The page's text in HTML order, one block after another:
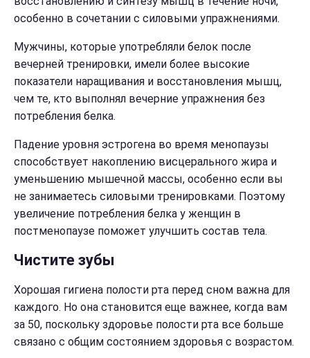
особенно в сочетании с силовыми упражнениями.
Мужчины, которые употребляли белок после
вечерней тренировки, имели более высокие
показатели наращивания и восстановления мышц,
чем те, кто выполнял вечерние упражнения без
потребления белка.
Падение уровня эстрогена во время менопаузы
способствует накоплению висцерального жира и
уменьшению мышечной массы, особенно если вы
не занимаетесь силовыми тренировками. Поэтому
увеличение потребления белка у женщин в
постменопаузе поможет улучшить состав тела.
Чистите зубы
Хорошая гигиена полости рта перед сном важна для
каждого. Но она становится еще важнее, когда вам
за 50, поскольку здоровье полости рта все больше
связано с общим состоянием здоровья с возрастом.